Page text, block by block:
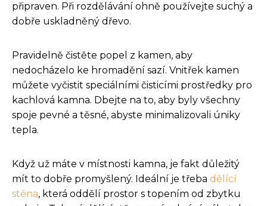
připraven. Při rozdělávání ohně používejte suchý a
dobře uskladněný dřevo.
Pravidelně čistěte popel z kamen, aby
nedocházelo ke hromadění sazí. Vnitřek kamen
můžete vyčistit speciálními čisticími prostředky pro
kachlová kamna. Dbejte na to, aby byly všechny
spoje pevné a těsné, abyste minimalizovali úniky
tepla.
Když už máte v místnosti kamna, je fakt důležitý
mít to dobře promyšlený. Ideální je třeba dělící
stěna, která oddělí prostor s topením od zbytku